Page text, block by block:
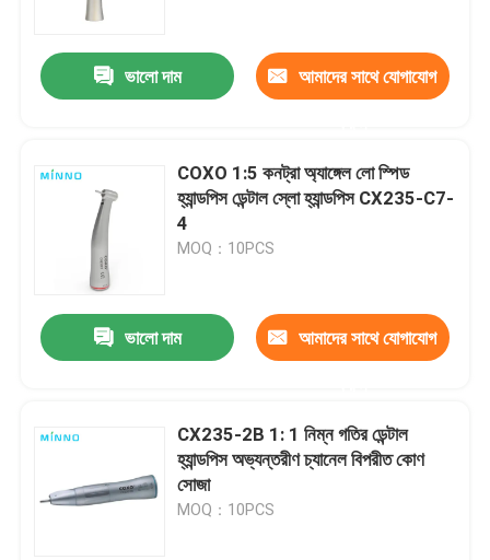
ভালো দাম আমাদের সাথে যোগাযোগ
COXO 1:5 কনট্রা অ্যাঙ্গেল লো স্পিড
হ্যান্ডপিস ডেন্টাল স্লো হ্যান্ডপিস CX235-C7-
4
MOQ：10PCS
ভালো দাম আমাদের সাথে যোগাযোগ
CX235-2B 1: 1 নিম্ন গতির ডেন্টাল
হ্যান্ডপিস অভ্যন্তরীণ চ্যানেল বিপরীত কোণ
সোজা
MOQ：10PCS